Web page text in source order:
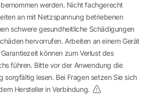
werden. Nicht fachgerecht
an mit Netzspannung betriebenen
schwere gesundheitliche Schädigungen
hervorrufen. Arbeiten an einem Gerät
können zum Verlust des
führen. Bitte vor der Anwendung die
sorgfältig lesen. Bei Fragen setzen Sie sich
Hersteller in Verbindung.